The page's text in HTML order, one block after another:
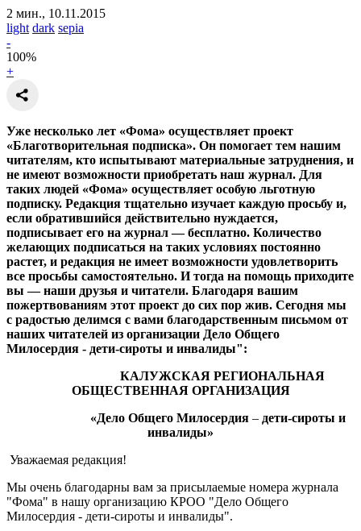
2 мин., 10.11.2015
light dark sepia
-
100%
+
Уже несколько лет «Фома» осуществляет проект
«Благотворительная подписка». Он помогает тем нашим
читателям, кто испытывают материальные затруднения, и
не имеют возможности приобретать наш журнал. Для
таких людей «Фома» осуществляет особую льготную
подписку. Редакция тщательно изучает каждую просьбу и,
если обратившийся действительно нуждается,
подписывает его на журнал — бесплатно. Количество
желающих подписаться на таких условиях постоянно
растет, и редакция не имеет возможности удовлетворить
все просьбы самостоятельно. И тогда на помощь приходите
вы — наши друзья и читатели. Благодаря вашим
пожертвованиям этот проект до сих пор жив. Сегодня мы
с радостью делимся с вами благодарственным письмом от
наших читателей из организации Дело Общего
Милосердия - дети-сироты и инвалиды":
КАЛУЖСКАЯ РЕГИОНАЛЬНАЯ
ОБЩЕСТВЕННАЯ ОРГАНИЗАЦИЯ
«Дело Общего Милосердия– дети-сироты и
инвалиды»
Уважаемая редакция!
Мы очень благодарны вам за присылаемые номера журнала
"Фома" в нашу организацию КРОО "Дело Общего
Милосердия - дети-сироты и инвалиды".